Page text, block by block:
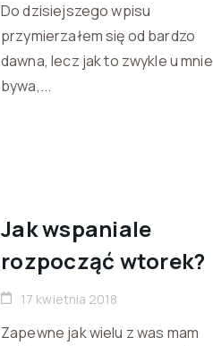
Do dzisiejszego wpisu
przymierzałem się od bardzo
dawna, lecz jak to zwykle u mnie
bywa,...
Jak wspaniale
rozpocząć wtorek?
17 kwietnia 2018
Zapewne jak wielu z was mam